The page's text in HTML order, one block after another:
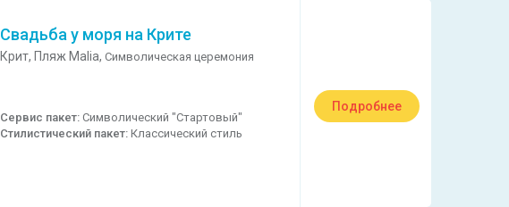
Свадьба у моря на Крите
Крит, Пляж Malia,Символическая церемония
Сервис пакет:Символический "Стартовый"
Стилистический пакет:Классический стиль
Подробнее